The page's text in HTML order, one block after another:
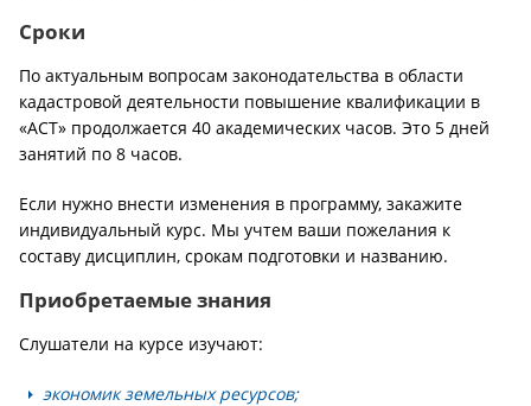
Сроки
По актуальным вопросам законодательства в области
кадастровой деятельности повышение квалификации в
«АСТ» продолжается 40 академических часов. Это 5 дней
занятий по 8 часов.
Если нужно внести изменения в программу, закажите
индивидуальный курс. Мы учтем ваши пожелания к
составу дисциплин, срокам подготовки и названию.
Приобретаемые знания
Слушатели на курсе изучают:
экономик земельных ресурсов;